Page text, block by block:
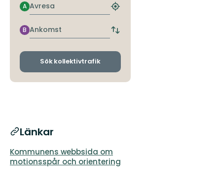
Avresa
A
Hitta
hållplats
Ankomst
B
Byt
och
Sök kollektivtrafik
Länkar
Kommunens webbsida om
motionsspår och orientering